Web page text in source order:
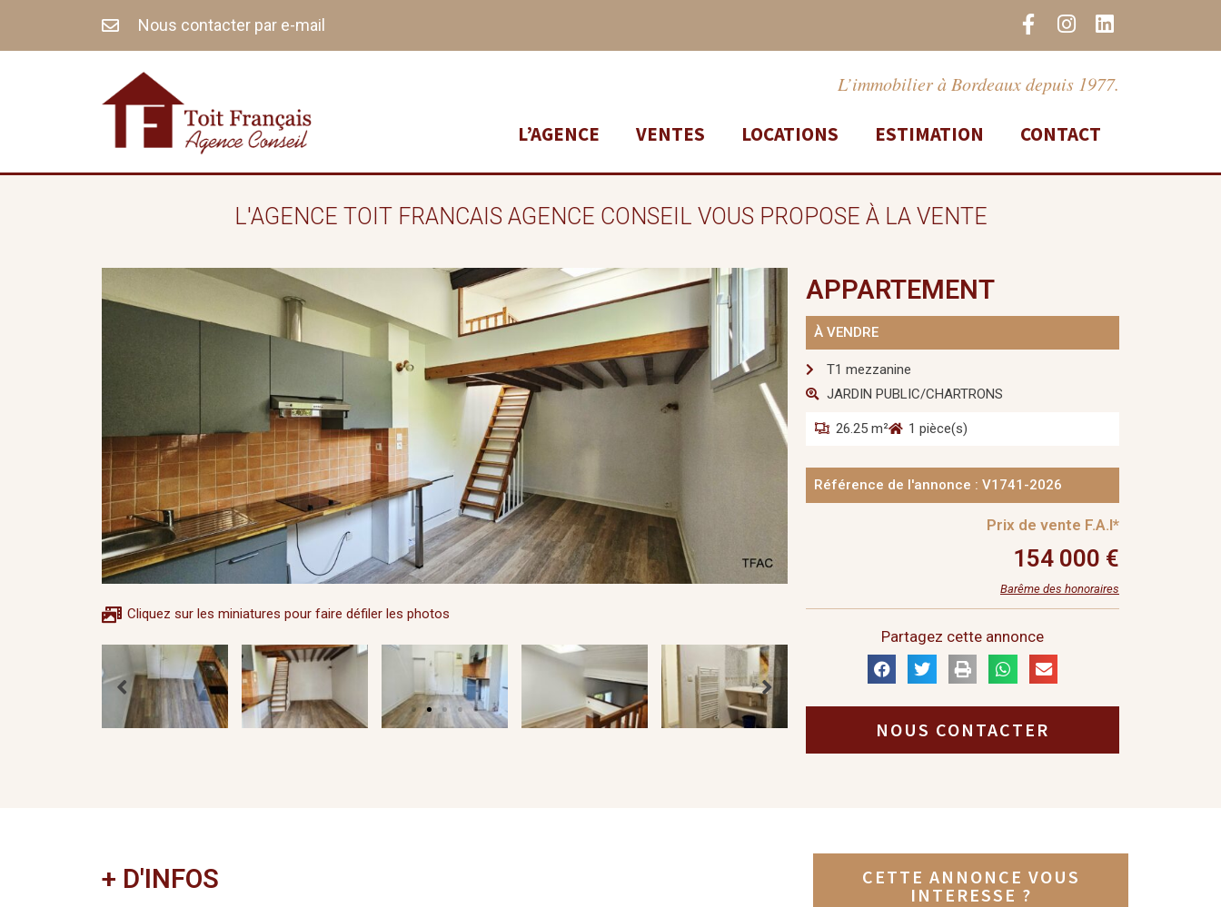
Nous contacter par e-mail F
a
e
o
o
I
n
t
g
r
L
i
k
L’immobilier à Bordeaux depuis 1977.
L’AGENCE VENTES LOCATIONS ESTIMATION CONTACT
L'AGENCE TOIT FRANCAIS AGENCE CONSEIL VOUS PROPOSE À LA VENTE
Cliquez sur les miniatures pour faire défiler les photos
APPARTEMENT
À VENDRE
T1 mezzanine
JARDIN PUBLIC/CHARTRONS
26.25 m² 1 pièce(s)
Référence de l'annonce : V1741-2026
Prix de vente F.A.I*
154 000 €
Barême des honoraires
Partagez cette annonce
NOUS CONTACTER
+ D'INFOS
CETTE ANNONCE VOUS
INTERESSE ?